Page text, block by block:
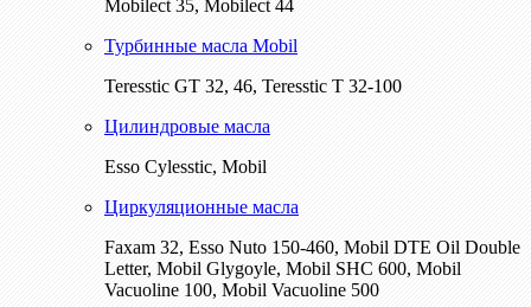
Mobilect 35, Mobilect 44
Турбинные масла Mobil
Teresstic GT 32, 46, Teresstic T 32-100
Цилиндровые масла
Esso Cylesstic, Mobil
Циркуляционные масла
Faxam 32, Esso Nuto 150-460, Mobil DTE Oil Double
Letter, Mobil Glygoyle, Mobil SHC 600, Mobil
Vacuoline 100, Mobil Vacuoline 500